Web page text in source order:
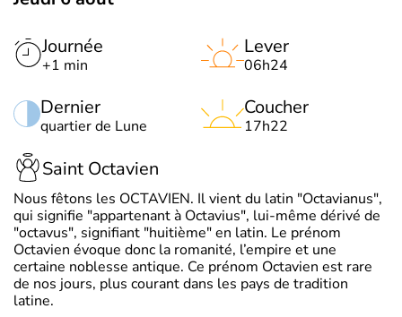
Journée
+1 min
Dernier
quartier de Lune
Lever
06h24
Coucher
17h22
Saint Octavien
Nous fêtons les OCTAVIEN. Il vient du latin "Octavianus",
qui signifie "appartenant à Octavius", lui-même dérivé de
"octavus", signifiant "huitième" en latin. Le prénom
Octavien évoque donc la romanité, l’empire et une
certaine noblesse antique. Ce prénom Octavien est rare
de nos jours, plus courant dans les pays de tradition
latine.